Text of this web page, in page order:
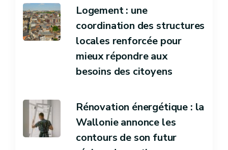
Logement : une
coordination des structures
locales renforcée pour
mieux répondre aux
besoins des citoyens
Rénovation énergétique : la
Wallonie annonce les
contours de son futur